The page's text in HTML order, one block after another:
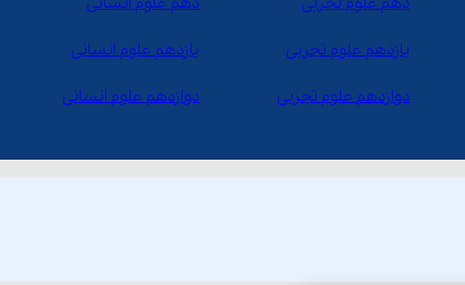
یازدهم علوم تجربی یازدهم علوم انسانی
دوازدهم علوم تجربی دوازدهم علوم انسانی